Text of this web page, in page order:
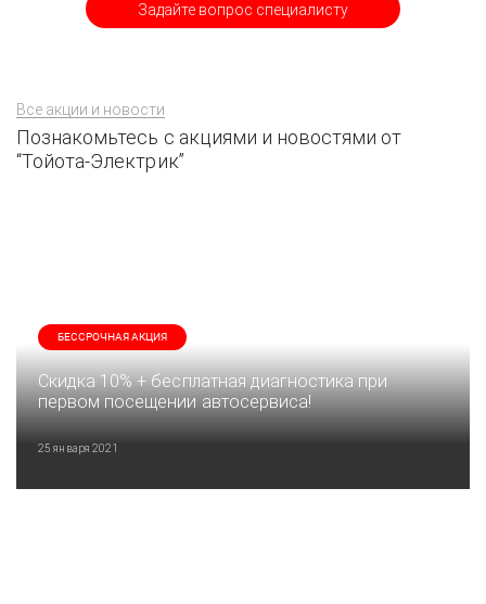
Задайте вопрос специалисту
Все акции и новости
Познакомьтесь с акциями и новостями от
“Тойота-Электрик”
БЕССРОЧНАЯ АКЦИЯ
Скидка 10% + бесплатная диагностика при
первом посещении автосервиса!
25 января 2021